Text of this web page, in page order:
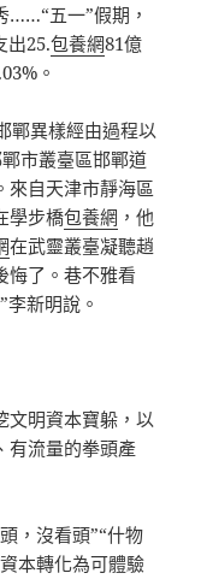
……“五一”假期，
出25.包養網81億
。
鄲異樣經由過程以
市叢臺區邯鄲道
來自天津市靜海區
學步橋包養網 ，他
在武靈叢臺凝聽趙
悔了。巷不雅看
李新明說。
文明資本寶躲，以
有流量的拳頭產
，沒看頭”“什物
本轉化為可體驗